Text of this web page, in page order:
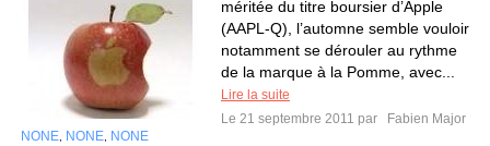
méritée du titre boursier d’Apple
(AAPL-Q), l’automne semble vouloir
notamment se dérouler au rythme
de la marque à la Pomme, avec...
Lire la suite
Le 21 septembre 2011 par
Fabien Major
NONE NONE NONE